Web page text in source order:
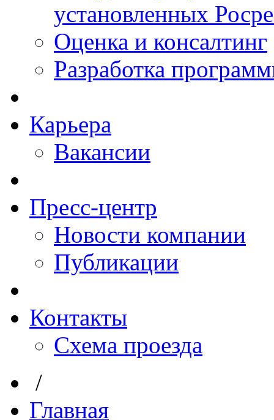
установленных
Оценка и консалтинг
Разработка
Карьера
Вакансии
Пресс-центр
Новости компании
Публикации
Контакты
Схема проезда
/
Главная